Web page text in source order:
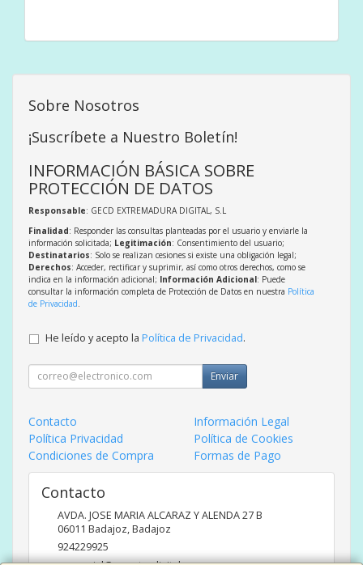
Sobre Nosotros
¡Suscríbete a Nuestro Boletín!
INFORMACIÓN BÁSICA SOBRE
PROTECCIÓN DE DATOS
Responsable: GECD EXTREMADURA DIGITAL, S.L
Finalidad: Responder las consultas planteadas por el usuario y enviarle la
información solicitada; Legitimación: Consentimiento del usuario;
Destinatarios: Solo se realizan cesiones si existe una obligación legal;
Derechos: Acceder, rectificar y suprimir, así como otros derechos, como se
indica en la información adicional; Información Adicional: Puede
consultar la información completa de Protección de Datos en nuestra Política
de Privacidad
He leído y acepto la Política de Privacidad.
Enviar
Contacto
Información Legal
Política Privacidad
Política de Cookies
Condiciones de Compra
Formas de Pago
Contacto
AVDA. JOSE MARIA ALCARAZ Y ALENDA 27 B
06011 Badajoz,Badajoz
924229925